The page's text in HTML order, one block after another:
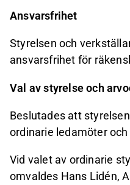
Ansvarsfrihet
Styrelsen och
ansvarsfrihet för
Val av styrelse och
Beslutades att
ordinarie ledamöter
Vid valet av ordinarie
omvaldes Hans Lidén,